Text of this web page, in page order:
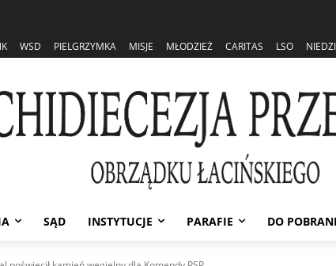
WSD PIELGRZYMKA MISJE MŁODZIEŻ CARITAS LSO
SĄD INSTYTUCJE PARAFIE DO